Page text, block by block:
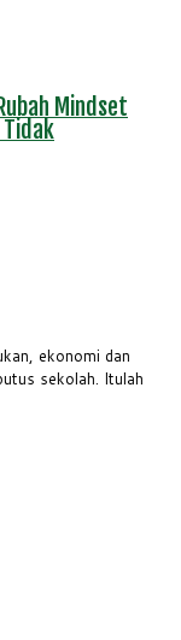
Mindset
ekonomi dan
sekolah. Itulah